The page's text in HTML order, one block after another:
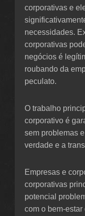
corporativas e
necessidades.
corporativas
negócios é
roubando da
peculato.
O trabalho
corporativo é
sem problemas
verdade e a
Empresas e
corporativas
potencial
com o bem-